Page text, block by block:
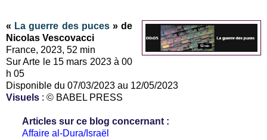
« La guerre des puces» de
Nicolas Vescovacci
France, 2023, 52 min
Sur Arte le 15 mars 2023 à 00
h 05
Disponible du 07/03/2023 au 12/05/2023
Visuels : © BABEL PRESS
Articles sur ce blog concernant :
Affaire al-Dura/Israël